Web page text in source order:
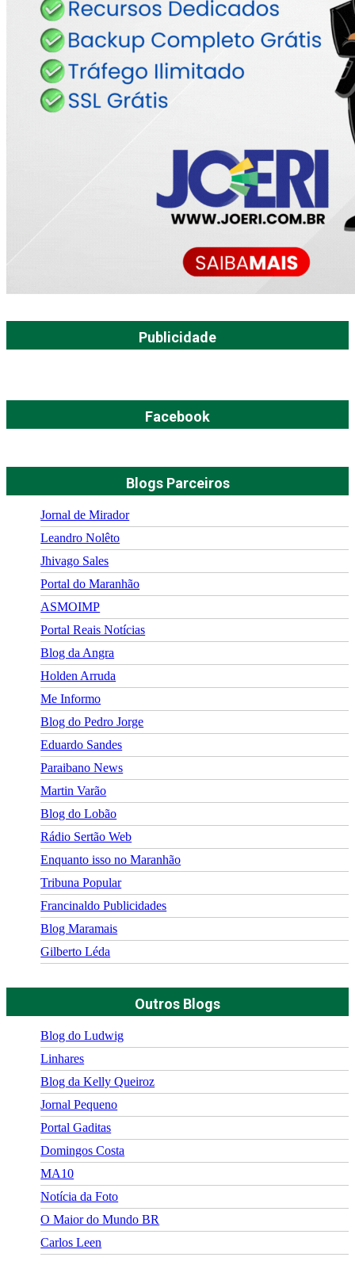
Publicidade
Facebook
Blogs Parceiros
Jornal de Mirador
Leandro Nolêto
Jhivago Sales
Portal do Maranhão
ASMOIMP
Portal Reais Notí­cias
Blog da Angra
Holden Arruda
Me Informo
Blog do Pedro Jorge
Eduardo Sandes
Paraibano News
Martin Varão
Blog do Lobão
Rádio Sertão Web
Enquanto isso no Maranhão
Tribuna Popular
Francinaldo Publicidades
Blog Maramais
Gilberto Léda
Outros Blogs
Blog do Ludwig
Linhares
Blog da Kelly Queiroz
Jornal Pequeno
Portal Gaditas
Domingos Costa
MA10
Notícia da Foto
O Maior do Mundo BR
Carlos Leen